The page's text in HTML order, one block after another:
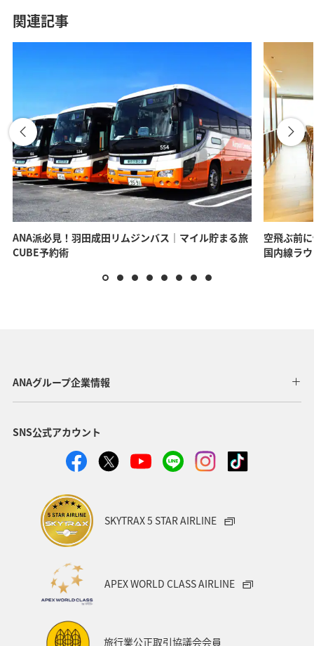
関連記事
ANA派必見！羽田成田リムジンバス｜マイル貯まる旅
CUBE予約術
空飛ぶ前
国内線ラ
ANAグループ企業情報
SNS公式アカウント
SKYTRAX 5 STAR AIRLINE
APEX WORLD CLASS AIRLINE
旅行業公正取引協議会会員